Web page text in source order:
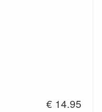
€ 14.95